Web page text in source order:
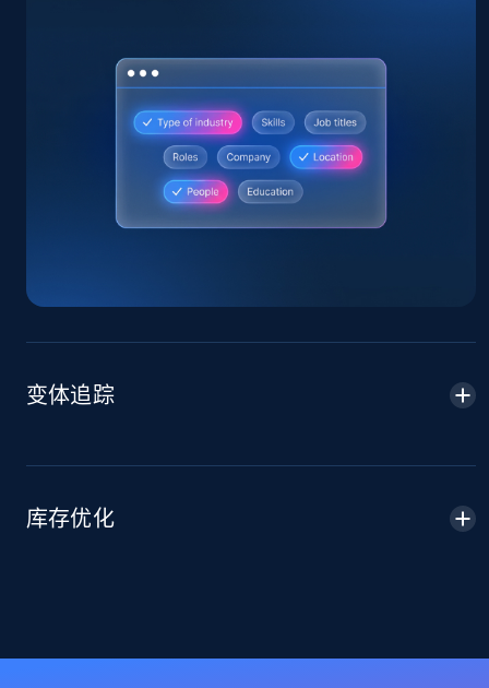
and more.
355+ 立即开始
Home Depot US - Gather data on products
and more.
2.1K+
Home Depot US - Discover products by
specified URL
变体追踪
库存优化